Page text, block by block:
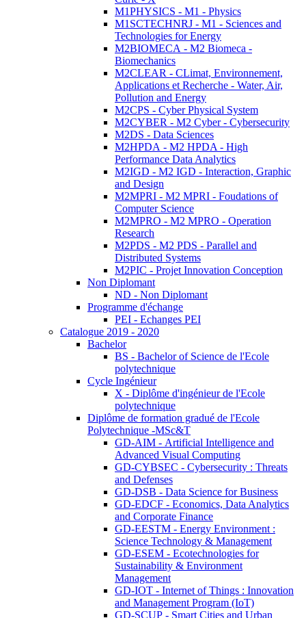
M1PHYSICS - M1 - Physics
M1SCTECHNRJ - M1 - Sciences and
Technologies for Energy
M2BIOMECA - M2 Biomeca -
Biomechanics
M2CLEAR - CLimat, Environnement,
Applications et Recherche - Water, Air,
Pollution and Energy
M2CPS - Cyber Physical System
M2CYBER - M2 Cyber - Cybersecurity
M2DS - Data Sciences
M2HPDA - M2 HPDA - High
Performance Data Analytics
M2IGD - M2 IGD - Interaction, Graphic
and Design
M2MPRI - M2 MPRI - Foudations of
Computer Science
M2MPRO - M2 MPRO - Operation
Research
M2PDS - M2 PDS - Parallel and
Distributed Systems
M2PIC - Projet Innovation Conception
Non Diplomant
ND - Non Diplomant
Programme d'échange
PEI - Echanges PEI
Catalogue 2019 - 2020
Bachelor
BS - Bachelor of Science de l'Ecole
polytechnique
Cycle Ingénieur
X - Diplôme d'ingénieur de l'Ecole
polytechnique
Diplôme de formation gradué de l'Ecole
Polytechnique -MSc&T
GD-AIM - Artificial Intelligence and
Advanced Visual Computing
GD-CYBSEC - Cybersecurity : Threats
and Defenses
GD-DSB - Data Science for Business
GD-EDCF - Economics, Data Analytics
and Corporate Finance
GD-EESTM - Energy Environment :
Science Technology & Management
GD-ESEM - Ecotechnologies for
Sustainability & Environment
Management
GD-IOT - Internet of Things : Innovation
and Management Program (IoT)
GD-SCUP - Smart Cities and Urban